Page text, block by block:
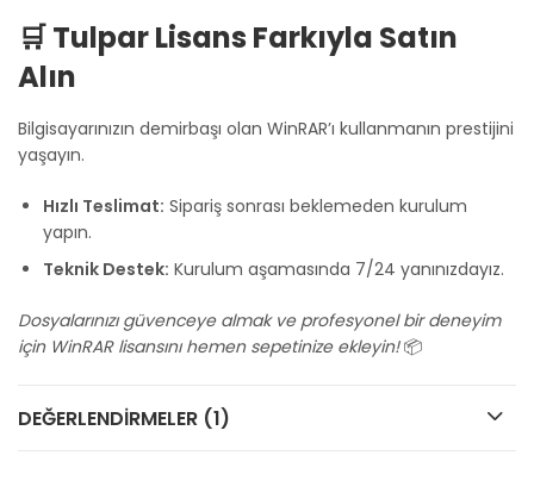
🛒 Tulpar Lisans Farkıyla Satın
Alın
Bilgisayarınızın demirbaşı olan WinRAR’ı kullanmanın prestijini
yaşayın.
Hızlı Teslimat: Sipariş sonrası beklemeden kurulum
yapın.
Teknik Destek: Kurulum aşamasında 7/24 yanınızdayız.
Dosyalarınızı güvenceye almak ve profesyonel bir deneyim
için WinRAR lisansını hemen sepetinize ekleyin!📦
DEĞERLENDIRMELER (1)